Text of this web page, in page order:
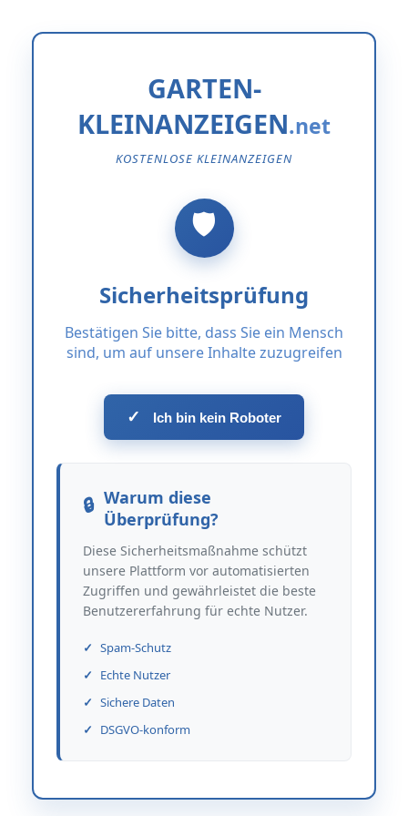
GARTEN-
KLEINANZEIGEN
KOSTENLOSE KLEINANZEIGEN
Sicherheitsprüfung
Bestätigen Sie bitte, dass Sie ein Mensch
sind, um auf unsere Inhalte zuzugreifen
✓ Ich bin kein Roboter
Warum diese
Überprüfung?
Diese Sicherheitsmaßnahme schützt
unsere Plattform vor automatisierten
Zugriffen und gewährleistet die beste
Benutzererfahrung für echte Nutzer.
Spam-Schutz
Echte Nutzer
Sichere Daten
DSGVO-konform